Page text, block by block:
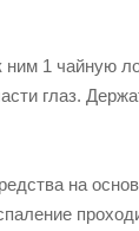
1 чайную
глаз.
на